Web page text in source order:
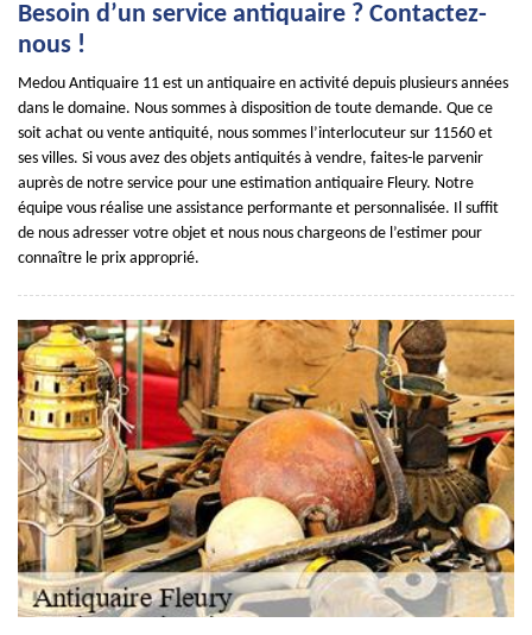
Besoin d’un service antiquaire ? Contactez-
nous !
Medou Antiquaire 11 est un antiquaire en activité depuis plusieurs années
dans le domaine. Nous sommes à disposition de toute demande. Que ce
soit achat ou vente antiquité, nous sommes l’interlocuteur sur 11560 et
ses villes. Si vous avez des objets antiquités à vendre, faites-le parvenir
auprès de notre service pour une estimation antiquaire Fleury. Notre
équipe vous réalise une assistance performante et personnalisée. Il suffit
de nous adresser votre objet et nous nous chargeons de l’estimer pour
connaître le prix approprié.